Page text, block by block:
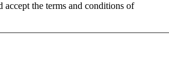
accept the terms and conditions of